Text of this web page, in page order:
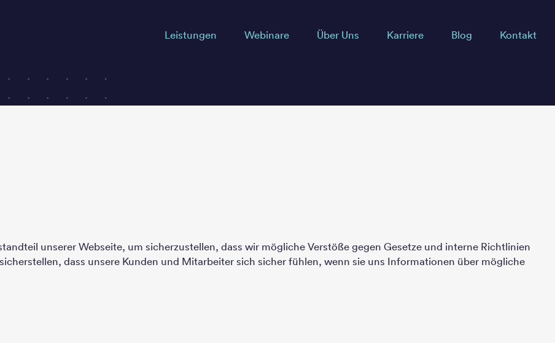
Leistungen Webinare Über Uns Karriere Blog Kontakt
unserer Webseite, um sicherzustellen, dass wir mögliche Verstöße gegen Gesetze und interne Richtlinien
dass unsere Kunden und Mitarbeiter sich sicher fühlen, wenn sie uns Informationen über mögliche